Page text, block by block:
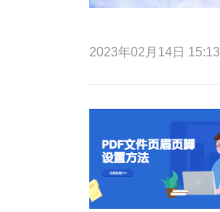
2023年02月14日 15:13